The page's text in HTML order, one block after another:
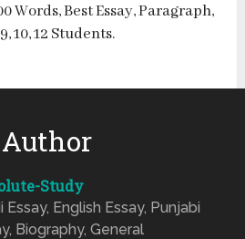
Words, Best Essay, Paragraph,
10, 12 Students.
Study
Essay, English Essay, Punjabi
Biography, General